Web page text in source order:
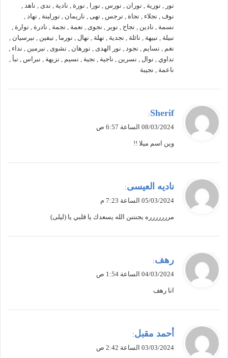
ل
نور , نورية , نوران , نورس , نورا , نورة , نادية , ندى , ناهد ,
نوف , نجلاء , نجاة , نرجس , نهى , ناريمان , نورلينة , نهاد ,
نسمة , نادين , نجاح , نوير , نجوى , نعمة , نجمة , نادرة , نوارة ,
نبيلة , نبيهة , نائلة , نجدية , نهلة , نهال , نورما , نيفين , نيرسيان ,
نغم , نسايم , نجود , نور الهدى , نورهان , نشوى , نيرمين , نداء ,
نداوي , نوال , نسرين , ناجية , نجية , نسيم , نزيهة , نبراس , نبأ ,
ناعمة , نجيبة
ي
ل
Sherif
:
08/03/2024 الساعة 6:57 ص
وين اسم ميلا !!
ي
ل
ناديه العيسى:
05/03/2024 الساعة 7:23 م
مررررررره يجنننن الله يسعدك يا قلبي يا (ليلى)
ل
رهف:
04/03/2024 الساعة 1:54 ص
انا رهف
يأحمد مقبل:
03/03/2024 الساعة 2:42 ص